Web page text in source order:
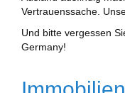
Vertrauenssache.
Und bitte vergessen
Germany!